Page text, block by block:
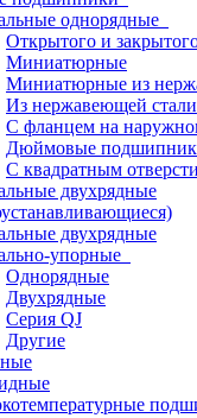
однорядные
Открытого и
Миниатюрные
Миниатюрные из
Из нержавеющей стали
С фланцем на
Дюймовые
С квадратным
двухрядные
двухрядные
упорные
Однорядные
Двухрядные
Серия QJ
Другие